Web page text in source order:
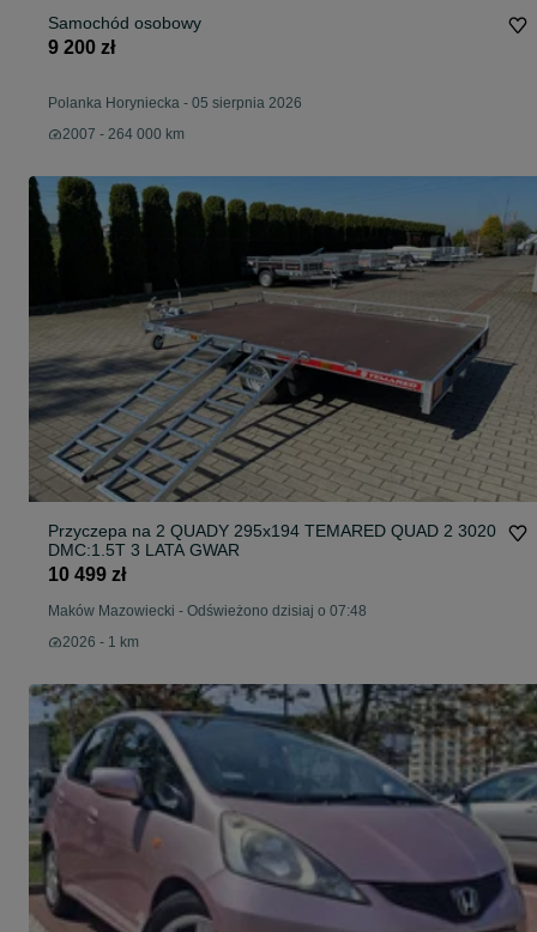
Samochód osobowy
9 200 zł
Polanka Horyniecka - 05 sierpnia 2026
2007 - 264 000 km
Przyczepa na 2 QUADY 295x194 TEMARED QUAD 2 3020
DMC:1.5T 3 LATA GWAR
10 499 zł
Maków Mazowiecki - Odświeżono dzisiaj o 07:48
2026 - 1 km